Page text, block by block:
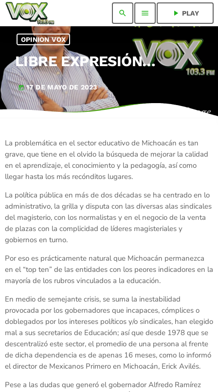
search menu play_arrow PLAY
OPINION VOX
LIBRE EXPRESIÓN…
today 17 DE MAYO DE 2023
La problemática en el sector educativo de Michoacán es tan
grave, que tiene en el olvido la búsqueda de mejorar la calidad
en el aprendizaje, el conocimiento y la pedagogía, así como
llegar hasta los más recónditos lugares.
La política pública en más de dos décadas se ha centrado en lo
administrativo, la grilla y disputa con las diversas alas sindicales
del magisterio, con los normalistas y en el negocio de la venta
de plazas con la complicidad de líderes magisteriales y
gobiernos en turno.
Por eso es prácticamente natural que Michoacán permanezca
en el “top ten” de las entidades con los peores indicadores en la
mayoría de los rubros vinculados a la educación.
En medio de semejante crisis, se suma la inestabilidad
provocada por los gobernadores que incapaces, cómplices o
doblegados por los intereses políticos y/o sindicales, han elegido
mal a sus secretarios de Educación; así que desde 1978 que se
descentralizó este sector, el promedio de una persona al frente
de dicha dependencia es de apenas 16 meses, como lo informó
el director de Mexicanos Primero en Michoacán, Erick Avilés.
Pese a las dudas que generó el gobernador Alfredo Ramírez